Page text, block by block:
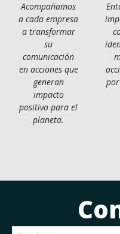
Acompañamos
a cada empresa
a transformar
su
comunicación
en acciones que
generan
impacto
positivo para el
planeta.